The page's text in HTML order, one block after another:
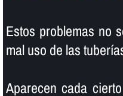
Estos problemas no
mal uso de las
Aparecen cada